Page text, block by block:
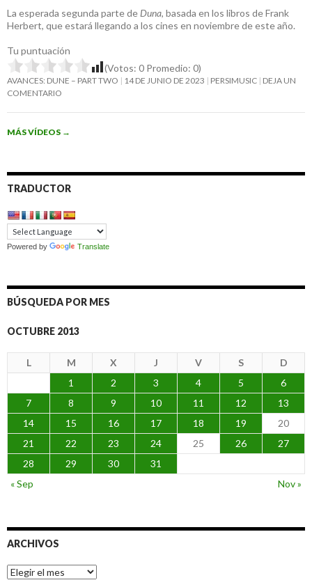
La esperada segunda parte de Duna, basada en los libros de Frank
Herbert, que estará llegando a los cines en noviembre de este año.
Tu puntuación
(Votos: 0 Promedio: 0)
AVANCES: DUNE – PART TWO 14 DE JUNIO DE 2023 PERSIMUSIC DEJA UN
COMENTARIO
MÁS VÍDEOS →
TRADUCTOR
Powered by Translate
BÚSQUEDA POR MES
OCTUBRE 2013
L M X J V S
D
1
2 3 4 5
6
7
8 9 10 11 12
13
14
15 16 17 18 19
20
21
22 23 24 25 26
27
28
29 30
31
« Sep
Nov »
ARCHIVOS
Archivos